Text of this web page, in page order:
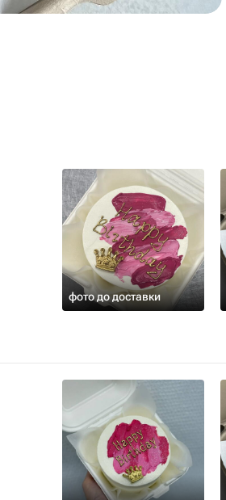
фото до доставки